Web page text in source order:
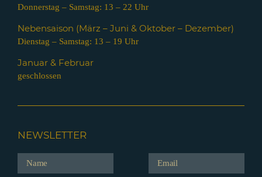
Donnerstag – Samstag: 13 – 22 Uhr
Nebensaison (März – Juni & Oktober – Dezember)
Dienstag – Samstag: 13 – 19 Uhr
Januar & Februar
geschlossen
NEWSLETTER